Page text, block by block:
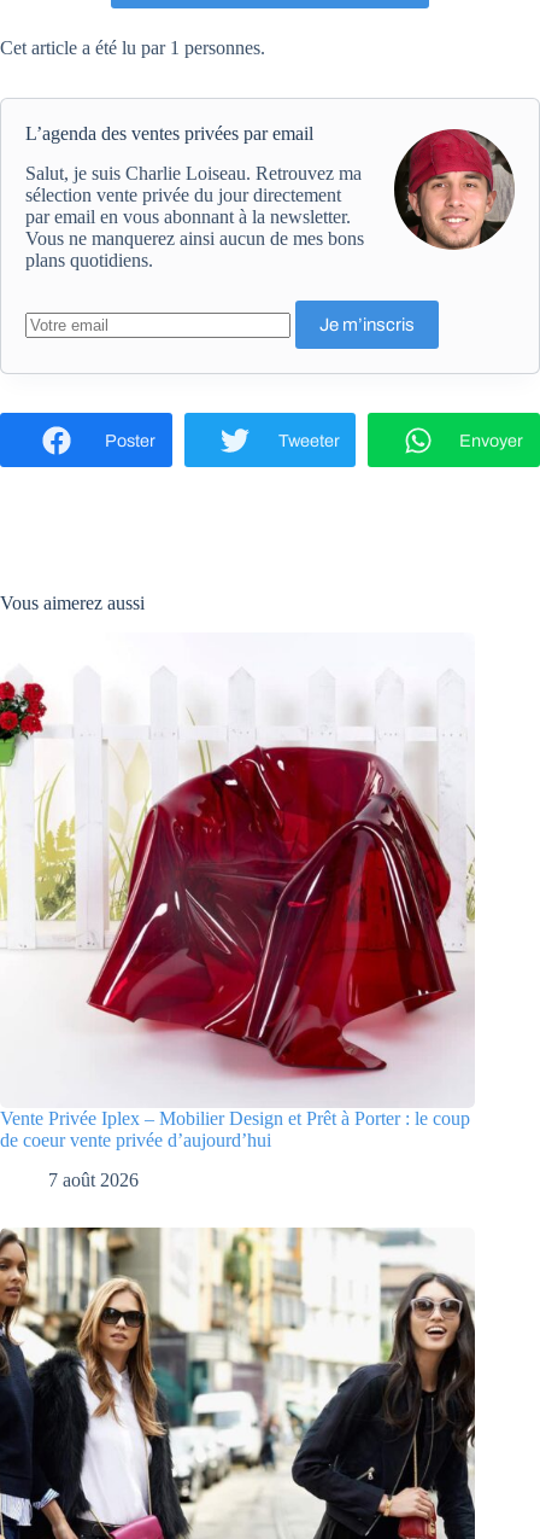
Cet article a été lu par 1 personnes.
L’agenda des ventes privées par email
Salut, je suis Charlie Loiseau. Retrouvez ma
sélection vente privée du jour directement
par email en vous abonnant à la newsletter.
Vous ne manquerez ainsi aucun de mes bons
plans quotidiens.
Poster Tweeter Envoyer
Vous aimerez aussi
Vente Privée Iplex – Mobilier Design et Prêt à Porter : le coup
de coeur vente privée d’aujourd’hui
7 août 2026